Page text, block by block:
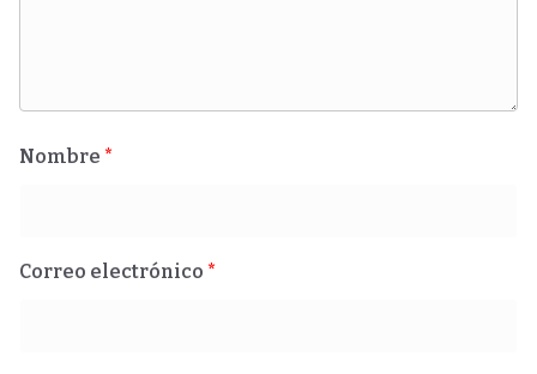
Nombre *
Correo electrónico *